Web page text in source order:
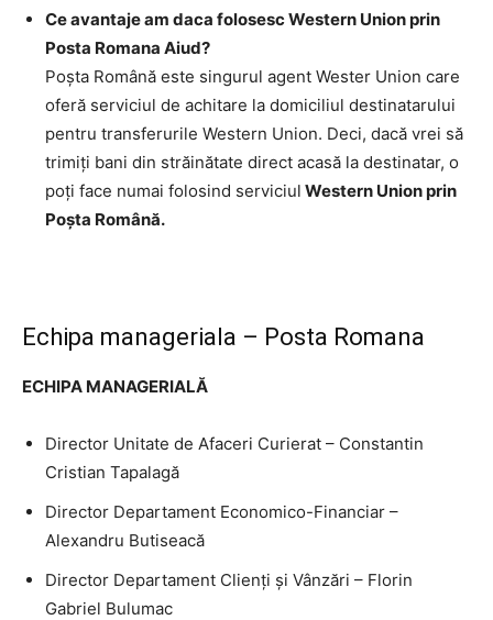
Ce avantaje am daca folosesc Western Union prin
Posta Romana Aiud?
Poşta Română este singurul agent Wester Union care
oferă serviciul de achitare la domiciliul destinatarului
pentru transferurile Western Union. Deci, dacă vrei să
trimiţi bani din străinătate direct acasă la destinatar, o
poţi face numai folosind serviciul Western Union prin
Poşta Română.
Echipa manageriala – Posta Romana
ECHIPA MANAGERIALĂ
Director Unitate de Afaceri Curierat – Constantin
Cristian Tapalagă
Director Departament Economico-Financiar –
Alexandru Butiseacă
Director Departament Clienți și Vânzări – Florin
Gabriel Bulumac